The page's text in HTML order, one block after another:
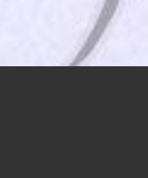
何か在ったような、何も
｜